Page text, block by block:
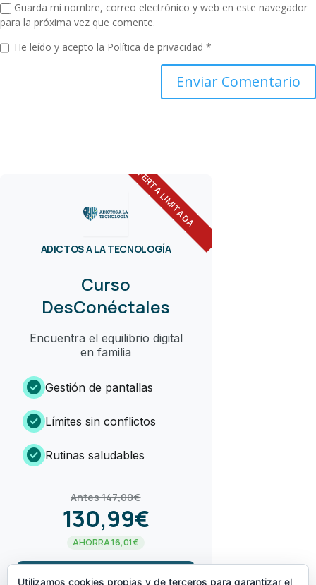
Guarda mi nombre, correo electrónico y web en este navegador
para la próxima vez que comente.
He leído y acepto la Política de privacidad *
OFERTA LIMITADA
ADICTOS A LA TECNOLOGÍA
Curso
DesConéctales
Encuentra el equilibrio digital
en familia
check_circle Gestión de pantallas
check_circle Límites sin conflictos
check_circle Rutinas saludables
Antes 147,00€
130,99€
AHORRA 16,01€
¡LO QUIERO!arrow_forward
Utilizamos cookies propias y de terceros para garantizar el